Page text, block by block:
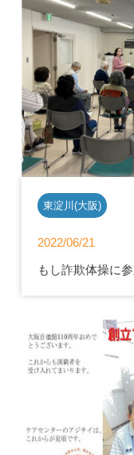
東淀川(大阪)
2022/06/21
もし詐欺体操に